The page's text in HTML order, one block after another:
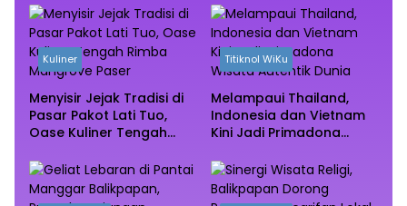
Kuliner
Menyisir Jejak Tradisi di
Pasar Pakot Lati Tuo,
Oase Kuliner Tengah
Titiknol WiKu
Melampaui Thailand,
Indonesia dan Vietnam
Kini Jadi Primadona